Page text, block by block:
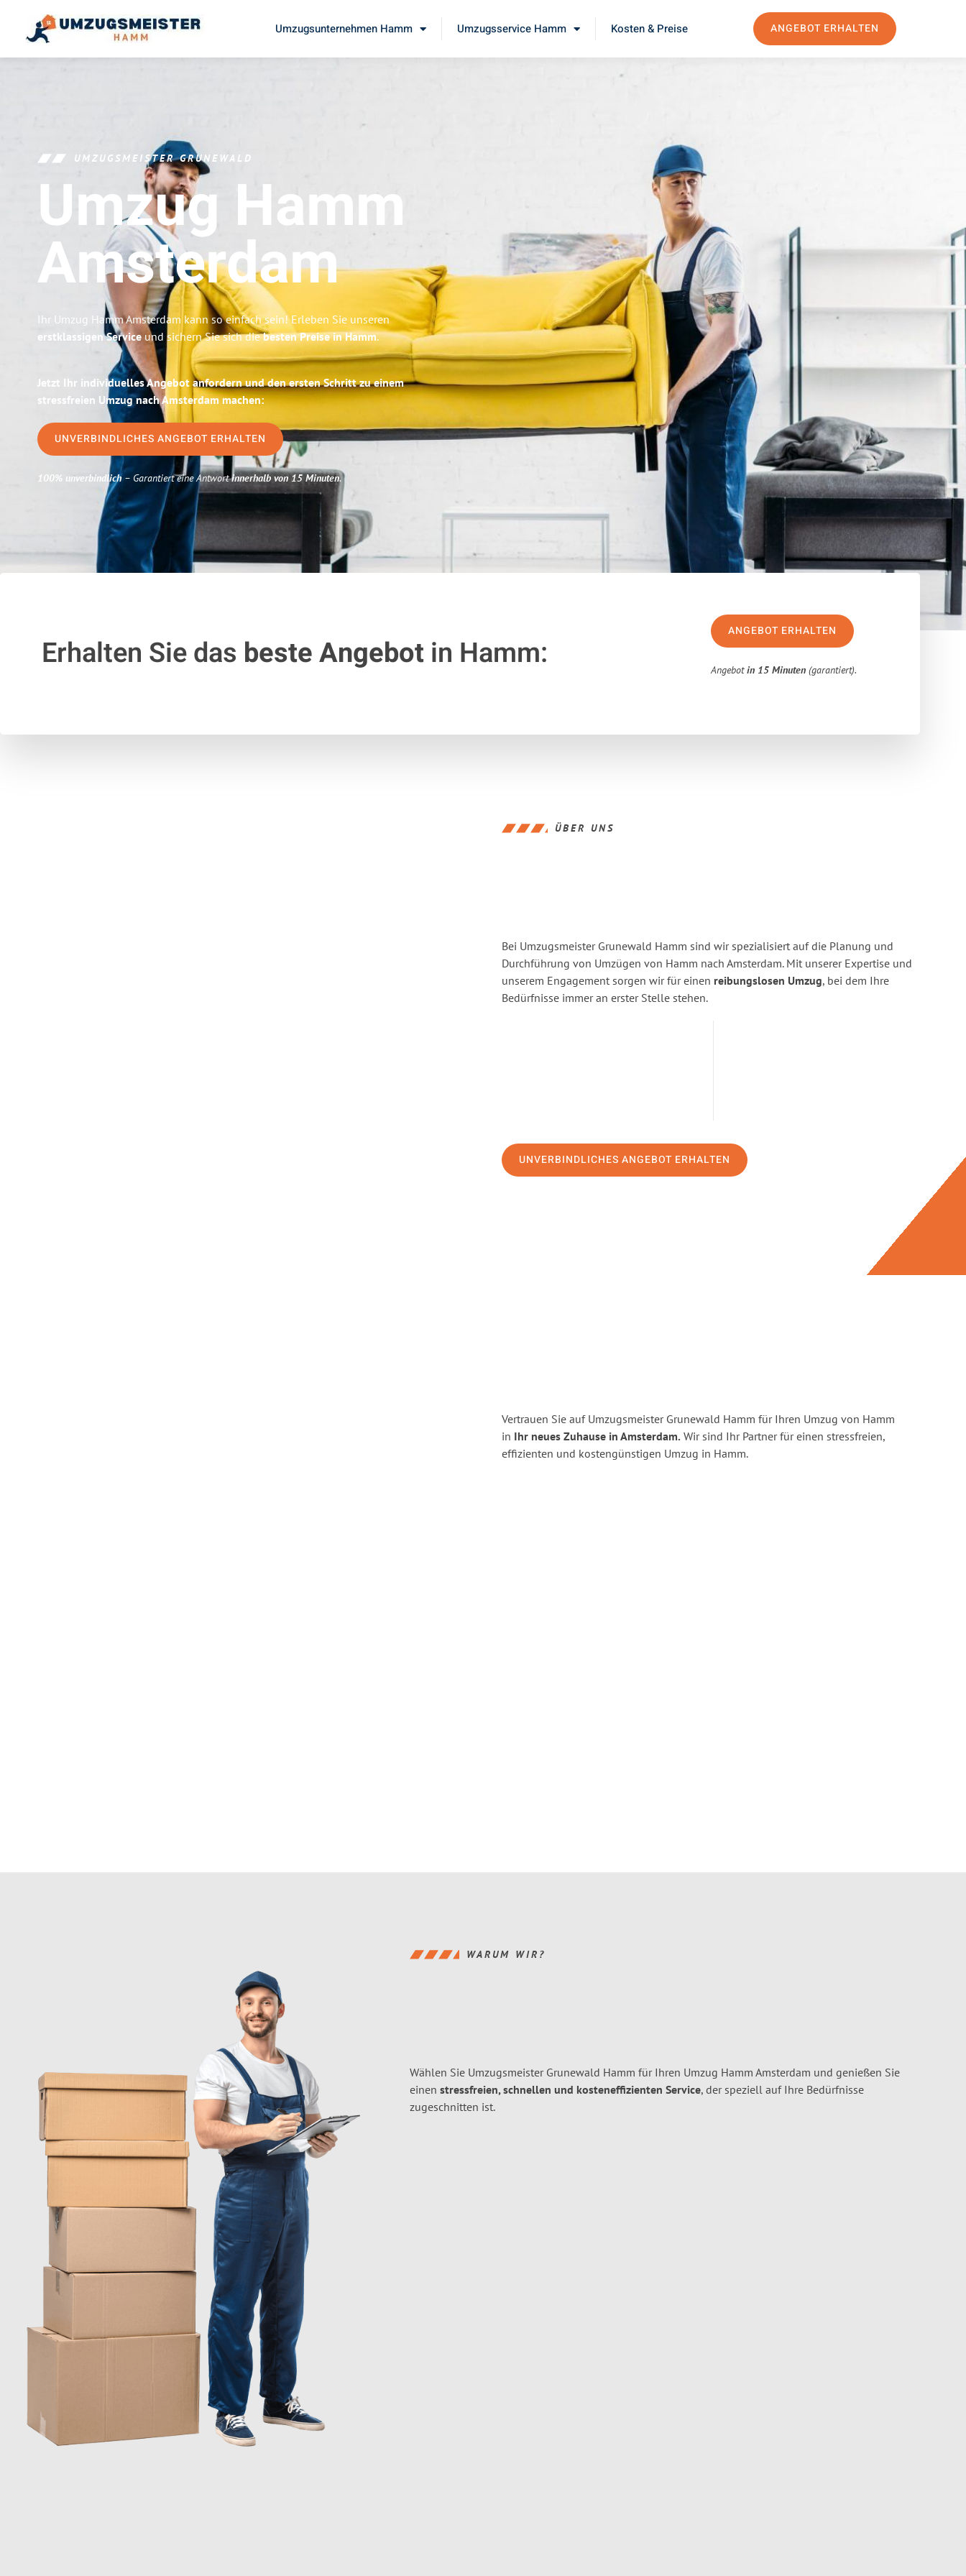
Umzugsunternehmen Hamm Umzugsservice Hamm Kosten & Preise ANGEBOT ERHALTEN
UMZUGSMEISTER GRUNEWALD
Umzug Hamm
Amsterdam
Ihr Umzug Hamm Amsterdam kann so einfach sein! Erleben Sie unseren
erstklassigen Service und sichern Sie sich diebesten Preise in Hamm.
Jetzt Ihr individuelles Angebot anfordern und den ersten Schritt zu einem
stressfreien Umzug nach Amsterdam machen:
UNVERBINDLICHES ANGEBOT ERHALTEN
100% unverbindlich– Garantiert eine Antwortinnerhalb von 15 Minuten.
Erhalten Sie das beste Angebotin Hamm:
ANGEBOT ERHALTEN
Angebotin 15 Minuten (garantiert).
ÜBER UNS
Bei Umzugsmeister Grunewald Hamm sind wir spezialisiert auf die Planung und
Durchführung von Umzügen von Hamm nach Amsterdam. Mit unserer Expertise und
unserem Engagement sorgen wir für einen reibungslosen Umzug, bei dem Ihre
Bedürfnisse immer an erster Stelle stehen.
UNVERBINDLICHES ANGEBOT ERHALTEN
Vertrauen Sie auf Umzugsmeister Grunewald Hamm für Ihren Umzug von Hamm
in Ihr neues Zuhause in Amsterdam. Wir sind Ihr Partner für einen stressfreien,
effizienten und kostengünstigen Umzug in Hamm.
WARUM WIR?
Wählen Sie Umzugsmeister Grunewald Hamm für Ihren Umzug Hamm Amsterdam und genießen Sie
einen stressfreien, schnellen und kosteneffizienten Service, der speziell auf Ihre Bedürfnisse
zugeschnitten ist.